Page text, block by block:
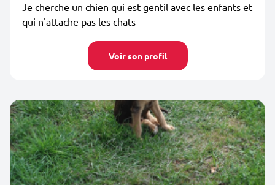
Je cherche un chien qui est gentil avec les enfants et
qui n'attache pas les chats
Voir son profil